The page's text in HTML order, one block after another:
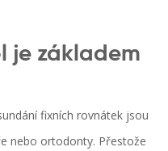
je základem
fixních rovnátek jsou
nebo ortodonty. Přestože